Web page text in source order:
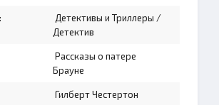
Детективы и Триллеры /
Детектив
Рассказы о патере
Брауне
Гилберт Честертон